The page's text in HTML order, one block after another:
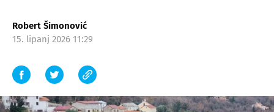
Robert Šimonović
15. lipanj 2026 11:29